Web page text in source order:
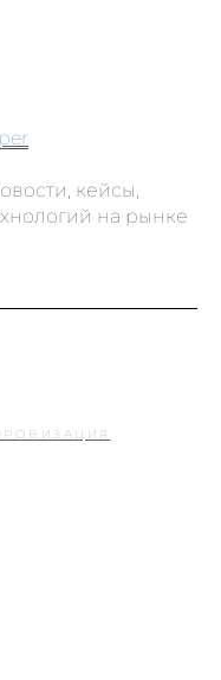
кейсы,
на рынке